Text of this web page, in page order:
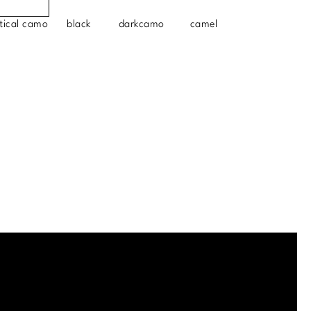
camo black darkcamo camel